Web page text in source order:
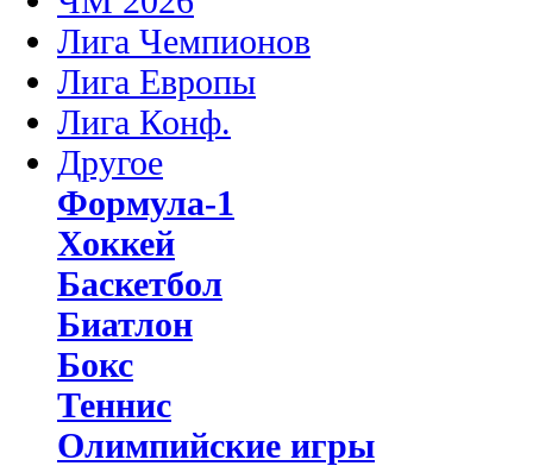
Лига Чемпионов
Лига Европы
Лига Конф.
Другое
Формула-1
Хоккей
Баскетбол
Биатлон
Бокс
Теннис
Олимпийские игры